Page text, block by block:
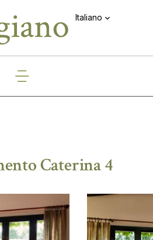
Italiano
Caterina 4